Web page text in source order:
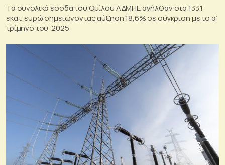
Τα συνολικά εσοδα του Ομίλου ΑΔΜΗΕ ανήλθαν στα 133,1
εκατ. ευρώ σημειώνοντας αύξηση 18,6% σε σύγκριση με το α’
τρίμηνο του 2025